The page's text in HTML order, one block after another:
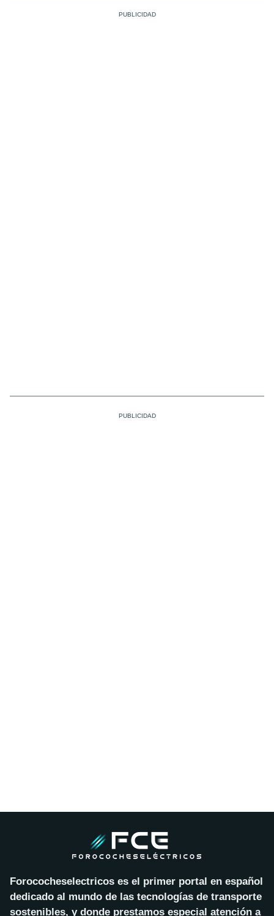
Forococheselectricos es el primer portal en español
dedicado al mundo de las tecnologías de transporte
sostenibles, y donde prestamos especial atención a